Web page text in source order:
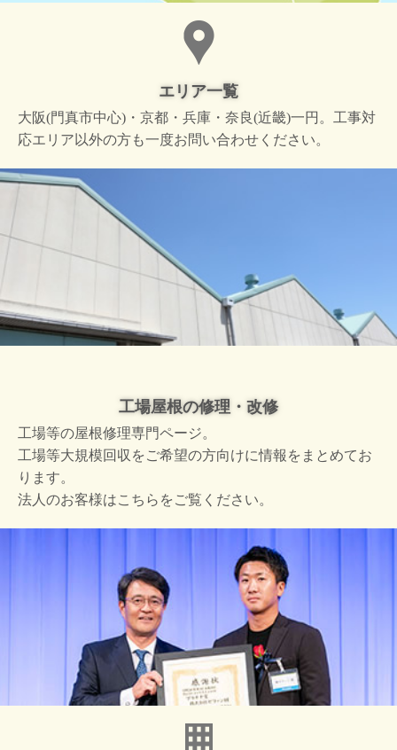
エリア一覧
大阪(門真市中心)・京都・兵庫・奈良(近畿)一円。工事対
応エリア以外の方も一度お問い合わせください。
工場屋根の修理・改修
工場等の屋根修理専門ページ。
工場等大規模回収をご希望の方向けに情報をまとめてお
ります。
法人のお客様はこちらをご覧ください。